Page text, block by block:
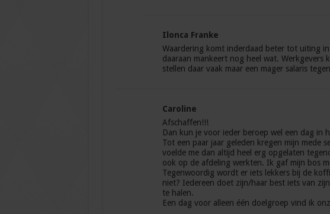
Ilonca Franke
Waardering komt inderdaad beter tot uiting
daaraan mankeert nog heel wat. Werkgevers
stellen daar vaak maar een mager salaris
Caroline
Afschaffen!!!
Dan kun je voor ieder beroep wel een dag in
Tot een paar jaar geleden kregen mijn mede
voelde me dan altijd heel erg opgelaten
ook op de afdeling werkten. Ik gaf mijn bos
Tegenwoordig wordt er iets lekkers bij de
niet? Iedereen doet zijn/haar best iets van
te halen.
Een dag voor alleen één doelgroep vind ik